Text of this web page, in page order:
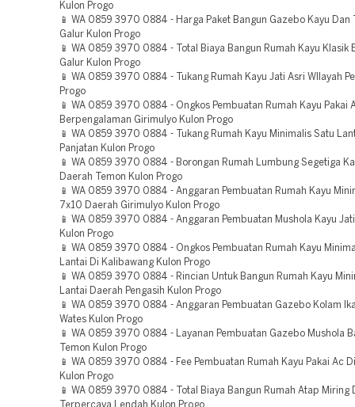
Kulon Progo
📱 WA 0859 3970 0884 - Harga Paket Bangun Gazebo Kayu Dan
Galur Kulon Progo
📱 WA 0859 3970 0884 - Total Biaya Bangun Rumah Kayu Klasik
Galur Kulon Progo
📱 WA 0859 3970 0884 - Tukang Rumah Kayu Jati Asri WIlayah
Progo
📱 WA 0859 3970 0884 - Ongkos Pembuatan Rumah Kayu Pakai
Berpengalaman Girimulyo Kulon Progo
📱 WA 0859 3970 0884 - Tukang Rumah Kayu Minimalis Satu
Panjatan Kulon Progo
📱 WA 0859 3970 0884 - Borongan Rumah Lumbung Segetiga
Daerah Temon Kulon Progo
📱 WA 0859 3970 0884 - Anggaran Pembuatan Rumah Kayu
7x10 Daerah Girimulyo Kulon Progo
📱 WA 0859 3970 0884 - Anggaran Pembuatan Mushola Kayu
Kulon Progo
📱 WA 0859 3970 0884 - Ongkos Pembuatan Rumah Kayu
Lantai Di Kalibawang Kulon Progo
📱 WA 0859 3970 0884 - Rincian Untuk Bangun Rumah Kayu
Lantai Daerah Pengasih Kulon Progo
📱 WA 0859 3970 0884 - Anggaran Pembuatan Gazebo Kolam
Wates Kulon Progo
📱 WA 0859 3970 0884 - Layanan Pembuatan Gazebo Mushola
Temon Kulon Progo
📱 WA 0859 3970 0884 - Fee Pembuatan Rumah Kayu Pakai Ac
Kulon Progo
📱 WA 0859 3970 0884 - Total Biaya Bangun Rumah Atap Miring
Terpercaya Lendah Kulon Progo